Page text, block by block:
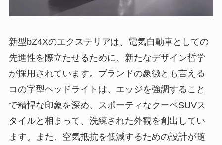
新型bZ4Xのエクステリアは、電気自動車としての
先進性を際立たせるために、新たなデザイン哲学
が採用されています。ブランドの象徴とも言える
コの字型ヘッドライトは、エッジを強調すること
で精悍な印象を深め、スポーティなクーペSUVス
タイルと相まって、洗練された外観を創出してい
ます。また、空気抵抗を低減するための設計が随